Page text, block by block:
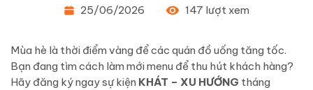
25/06/2026
147 lượt xem
Mùa hè là thời điểm vàng để các quán đồ uống tăng tốc.
Bạn đang tìm cách làm mới menu để thu hút khách hàng?
Hãy đăng ký ngay sự kiện KHÁT – XU HƯỚNG tháng